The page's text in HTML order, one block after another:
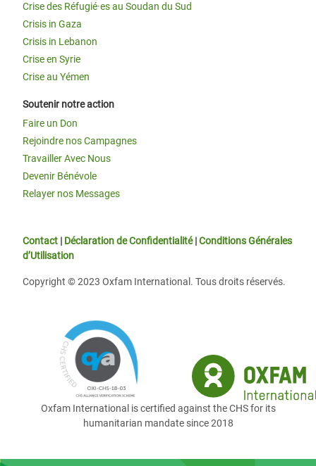
Crise des Réfugié·es au Soudan du Sud
Crisis in Gaza
Crisis in Lebanon
Crise en Syrie
Crise au Yémen
Soutenir notre action
Faire un Don
Rejoindre nos Campagnes
Travailler Avec Nous
Devenir Bénévole
Relayer nos Messages
Contact | Déclaration de Confidentialité|Conditions Générales
d’Utilisation
Copyright © 2023 Oxfam International. Tous droits réservés.
Oxfam International is certified against the CHS for its
humanitarian mandate since 2018